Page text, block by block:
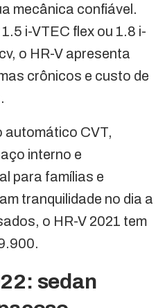
mecânica confiável.
i-VTEC flex ou 1.8 i-
o HR-V apresenta
crônicos e custo de
automático CVT,
interno e
para famílias e
tranquilidade no dia a
o HR-V 2021 tem
sedan